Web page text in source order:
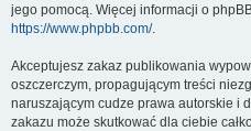
jego pomocą. Więcej informacji o
https://www.phpbb.com/.
Akceptujesz zakaz publikowania
oszczerczym, propagującym treści
naruszającym cudze prawa autorskie i
zakazu może skutkować dla ciebie